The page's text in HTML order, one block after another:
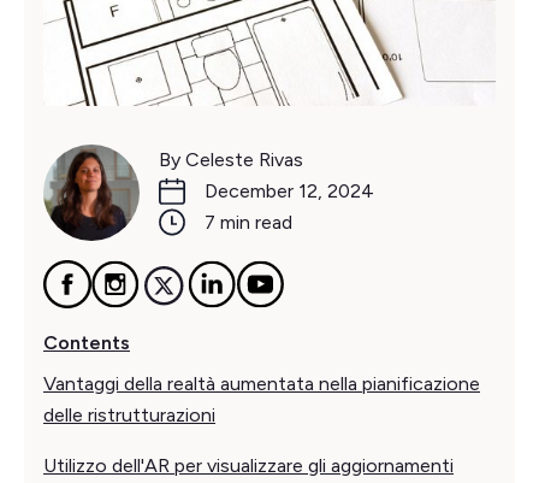
By Celeste Rivas
December 12, 2024
7 min read
Contents
Vantaggi della realtà aumentata nella pianificazione
delle ristrutturazioni
Utilizzo dell'AR per visualizzare gli aggiornamenti